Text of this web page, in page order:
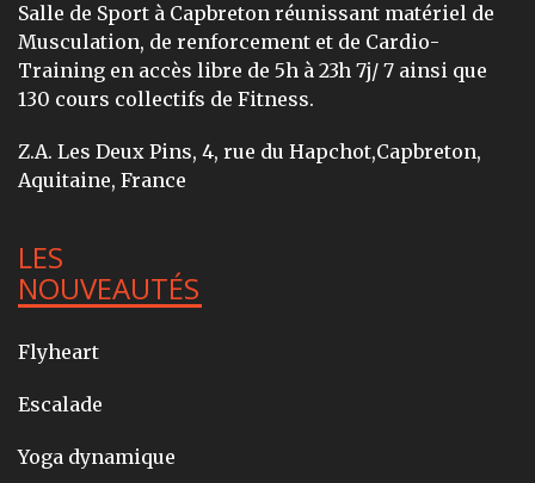
Salle de Sport à Capbreton réunissant matériel de
Musculation, de renforcement et de Cardio-
Training en accès libre de 5h à 23h 7j/ 7 ainsi que
130 cours collectifs de Fitness.
Z.A. Les Deux Pins, 4, rue du Hapchot,Capbreton,
Aquitaine, France
LES
NOUVEAUTÉS
Flyheart
Escalade
Yoga dynamique